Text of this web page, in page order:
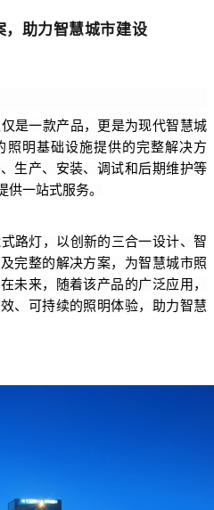
，助力智慧城市建设
是一款产品，更是为现代智慧城
照明基础设施提供的完整解决方
生产、安装、调试和后期维护等
一站式服务。
路灯，以创新的三合一设计、智
完整的解决方案，为智慧城市照
未来，随着该产品的广泛应用，
、可持续的照明体验，助力智慧